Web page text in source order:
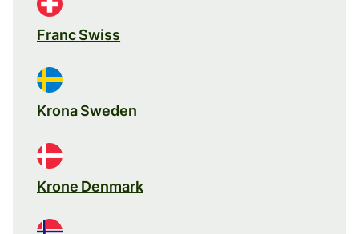
Franc Swiss
Krona Sweden
Krone Denmark